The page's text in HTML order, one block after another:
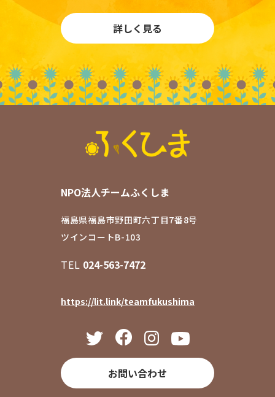
詳しく見る
NPO法人チームふくしま
福島県福島市野田町六丁目7番8号
ツインコートB-103
TEL 024-563-7472
https://lit.link/teamfukushima
お問い合わせ